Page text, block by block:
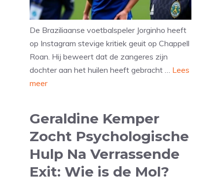
De Braziliaanse voetbalspeler Jorginho heeft
op Instagram stevige kritiek geuit op Chappell
Roan. Hij beweert dat de zangeres zijn
dochter aan het huilen heeft gebracht … Lees
meer
Geraldine Kemper
Zocht Psychologische
Hulp Na Verrassende
Exit: Wie is de Mol?